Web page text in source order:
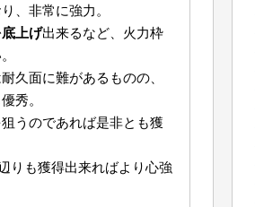
、非常に強力。
上げ出来るなど、火力枠
久面に難があるものの、
秀。
うのであれば是非とも獲
りも獲得出来ればより心強